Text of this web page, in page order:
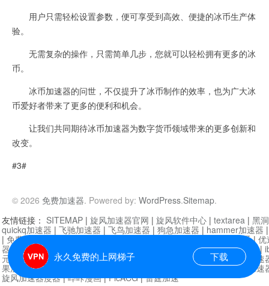
用户只需轻松设置参数，便可享受到高效、便捷的冰币生产体
验。
无需复杂的操作，只需简单几步，您就可以轻松拥有更多的冰
币。
冰币加速器的问世，不仅提升了冰币制作的效率，也为广大冰
币爱好者带来了更多的便利和机会。
让我们共同期待冰币加速器为数字货币领域带来的更多创新和
改变。
#3#
© 2026 免费加速器. Powered by: WordPress.Sitemap.
永久免费的上网梯子 下载
友情链接： SITEMAP | 旋风加速器官网 | 旋风软件中心 | textarea | 黑
quickq加速器 | 飞驰加速器 | 飞鸟加速器 | 狗急加速器 | hammer加速器
| 免费vqn加速外网 迷雾通|优
器| 快柠檬加速器 快橙加速器|anycast加速器 |
元机场加速器 |一元机场|老王加速器 | 白石山|
小牛加速
果加速器|黑洞加速 海鸥加速器|芒果加速
旋风加速器度器|哔咔漫画|PicACG|雷霆加速